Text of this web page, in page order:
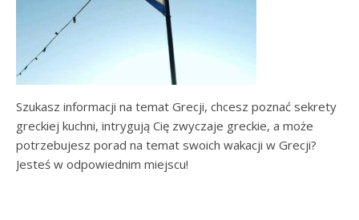
Szukasz informacji na temat Grecji, chcesz poznać sekrety
greckiej kuchni, intrygują Cię zwyczaje greckie, a może
potrzebujesz porad na temat swoich wakacji w Grecji?
Jesteś w odpowiednim miejscu!